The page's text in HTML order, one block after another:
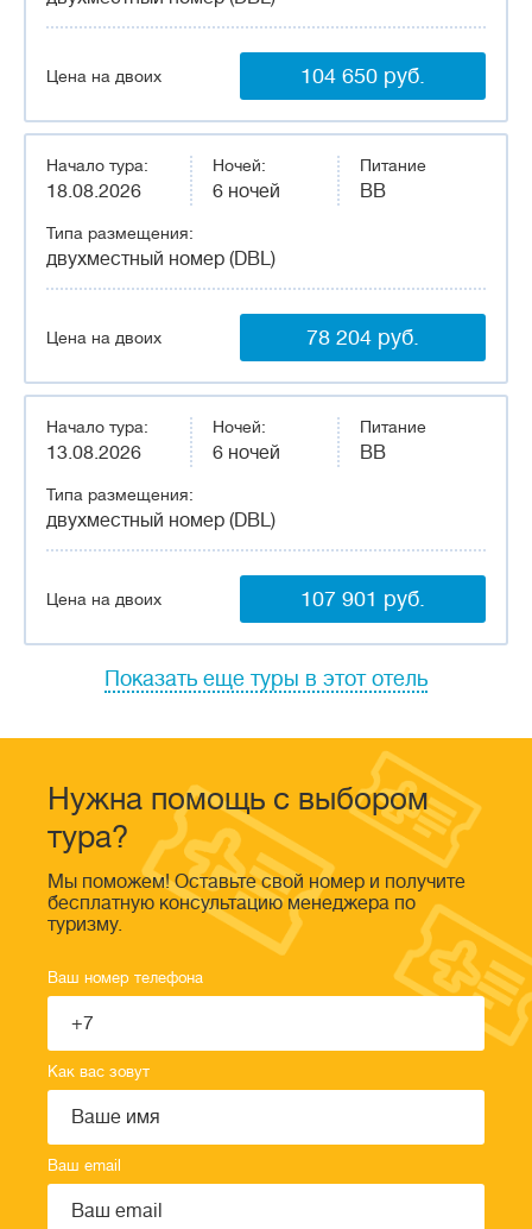
Цена на двоих 104 650 руб.
Начало тура:
18.08.2026
Типа размещения:
двухместный номер (DBL)
Ночей:
6 ночей
Питание
BB
Цена на двоих 78 204 руб.
Начало тура:
13.08.2026
Типа размещения:
двухместный номер (DBL)
Ночей:
6 ночей
Питание
BB
Цена на двоих 107 901 руб.
Показать еще туры в этот отель
Нужна помощь с выбором
тура?
Мы поможем! Оставьте свой номер и получите
бесплатную консультацию менеджера по
туризму.
Ваш номер телефона
Как вас зовут
Ваш email